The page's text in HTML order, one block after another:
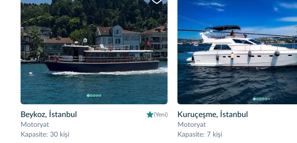
Beykoz, İstanbul (Yeni)
Motoryat
Kapasite: 30 kişi
Kuruçeşme, İstanbul
Motoryat
Kapasite: 7 kişi